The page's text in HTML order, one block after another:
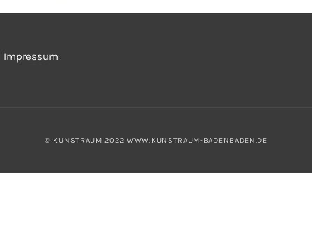
Impressum
© KUNSTRAUM 2022 WWW.KUNSTRAUM-BADENBADEN.DE